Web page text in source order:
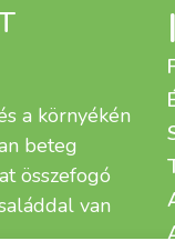
a környékén
beteg
összefogó
van